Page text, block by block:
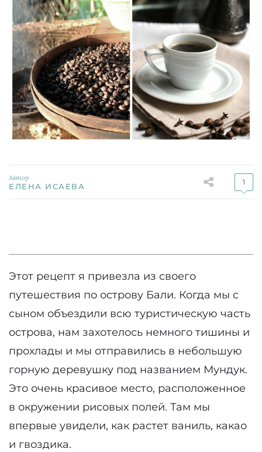
Автор
ЕЛЕНА ИСАЕВА 1
Этот рецепт я привезла из своего
путешествия по острову Бали. Когда мы с
сыном объездили всю туристическую часть
острова, нам захотелось немного тишины и
прохлады и мы отправились в небольшую
горную деревушку под названием Мундук.
Это очень красивое место, расположенное
в окружении рисовых полей. Там мы
впервые увидели, как растет ваниль, какао
и гвоздика.